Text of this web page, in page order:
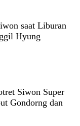
saat Liburan
Hyung
Siwon Super
Gondorng dan